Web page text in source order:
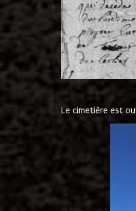
Le cimetière est